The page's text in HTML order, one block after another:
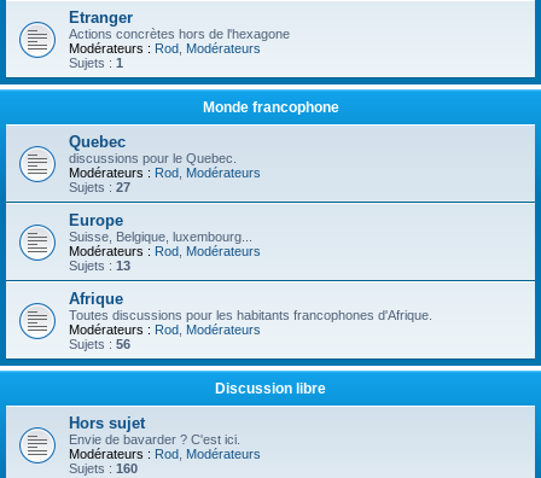
Etranger
Actions concrètes hors de l'hexagone
Modérateurs : Rod Modérateurs
Sujets : 1
Monde francophone
Quebec
discussions pour le Quebec.
Modérateurs : Rod Modérateurs
Sujets : 27
Europe
Suisse, Belgique, luxembourg...
Modérateurs : Rod Modérateurs
Sujets : 13
Afrique
Toutes discussions pour les habitants francophones d'Afrique.
Modérateurs : Rod Modérateurs
Sujets : 56
Discussion libre
Hors sujet
Envie de bavarder ? C'est ici.
Modérateurs : Rod Modérateurs
Sujets : 160